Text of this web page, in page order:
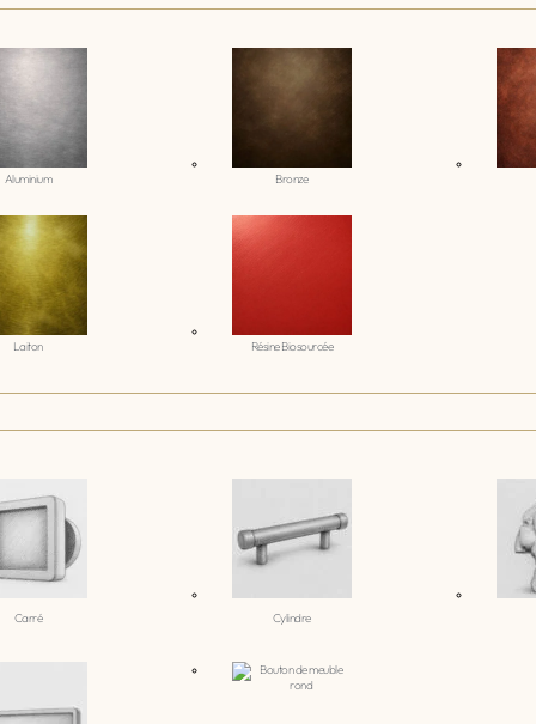
Aluminium Bronze
Laiton Résine Biosourcée
Carré Cylindre